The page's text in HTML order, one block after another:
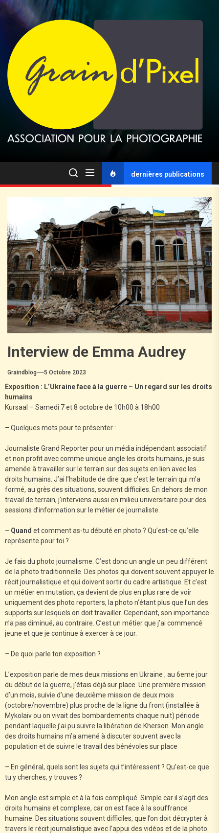
dernières publications
Interview de Emma Audrey
Graindblog 5 Octobre 2023
Exposition : L’Ukraine face à la guerre – Un regard sur les droits
humains
Kursaal – Samedi 7 et 8 octobre de 10h00 à 18h00
– Quelques mots pour te présenter :
Journaliste Grand Reporter pour un média indépendant associatif
et non profit avec comme unique angle les droits humains, je suis
amenée à travailler sur le terrain sur des sujets en lien avec les
droits humains. J’ai l’habitude de dire que c’est le terrain qui m’a
formé, au grès des situations, souvent difficiles. En dehors de mon
travail de terrain, j’interviens aussi en milieu universitaire pour des
sessions d’information sur le métier de journaliste.
– Quand et comment as-tu débuté en photo ? Qu’est-ce qu’elle
représente pour toi ?
Je fais du photo journalisme. C’est donc un angle un peu différent
de la photo traditionnelle. Des photos qui doivent souvent appuyer le
récit journalistique et qui doivent sortir du cadre artistique. Et c’est
un métier en mutation, ça devient de plus en plus rare de voir
uniquement des photo reporters, la photo n’étant plus que l’un des
supports sur lesquels on doit travailler. Cependant, son importance
n’a pas diminué, au contraire. C’est un métier que j’ai commencé
jeune et que je continue à exercer à ce jour.
– De quoi parle ton exposition ?
L’exposition parle de mes deux missions en Ukraine ; au 6eme jour
du début de la guerre, j’étais déjà sur place. Une première mission
d’un mois, suivie d’une deuxième mission de deux mois
(octobre/novembre) plus proche de la ligne du front (installée à
Mykolaiv ou on vivait des bombardements chaque nuit) période
pendant laquelle j’ai pu suivre la libération de Kherson. Mon angle
des droits humains m’a amené à discuter souvent avec la
population et de suivre le travail des bénévoles sur place
– En général, quels sont les sujets qui t’intéressent ? Qu’est-ce que
tu y cherches, y trouves ?
Mon angle est simple et à la fois compliqué. Simple car il s’agit des
droits humains et complexe, car on est face à la souffrance
humaine. Des situations souvent difficiles, que l’on doit décrypter à
travers le récit journalistique avec l’appui des vidéos et de la photo.